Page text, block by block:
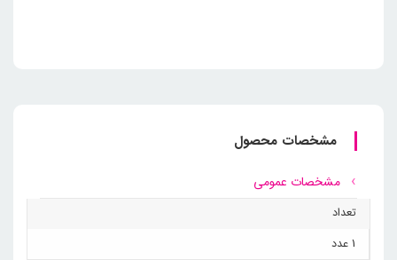
مشخصات محصول
مشخصات عمومی
تعداد
1 عدد